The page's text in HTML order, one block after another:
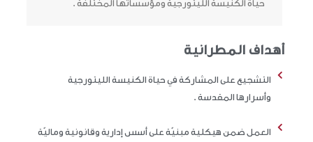
حياة الكنيسة الليتورجية ومؤسساتها المختلفة .
أهداف المطرانية
التشجيع على المشاركة في حياة الكنيسة الليتورجية
وأسرارها المقدسة .
العمل ضمن هيكلية مبنيّة على أسس إدارية وقانونية وماليّة